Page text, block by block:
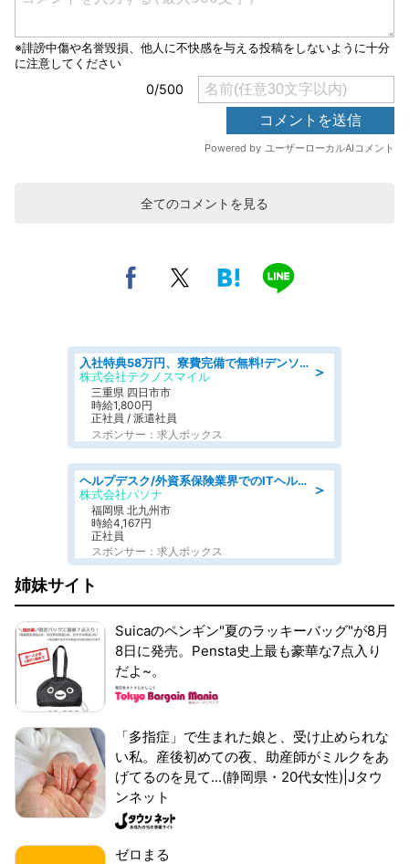
全てのコメントを見る
＞
入社特典58万円、寮費完備で無料!デンソーで働こう!自動車工場で小型部品の検査業務 denso aichi
株式会社テクノスマイル
三重県 四日市市
時給1,800円
正社員 / 派遣社員
スポンサー：求人ボックス
＞
ヘルプデスク/外資系保険業界でのITヘルプデスク業務/駅近/即日勤務可/ヘルプデスク
株式会社パソナ
福岡県 北九州市
時給4,167円
正社員
スポンサー：求人ボックス
姉妹サイト
Suicaのペンギン"夏のラッキーバッグ"が8月
8日に発売。Pensta史上最も豪華な7点入り
だよ~。
「多指症」で生まれた娘と、受け止められな
い私。産後初めての夜、助産師がミルクをあ
げてるのを見て...(静岡県・20代女性)|Jタウ
ンネット
ゼロまる